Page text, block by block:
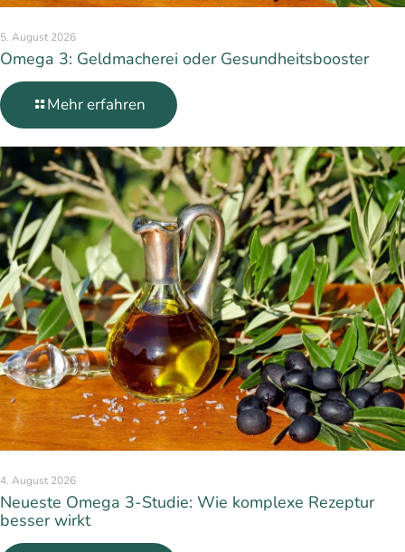
5. August 2026
Omega 3: Geldmacherei oder Gesundheitsbooster
Mehr erfahren
4. August 2026
Neueste Omega 3-Studie: Wie komplexe Rezeptur
besser wirkt